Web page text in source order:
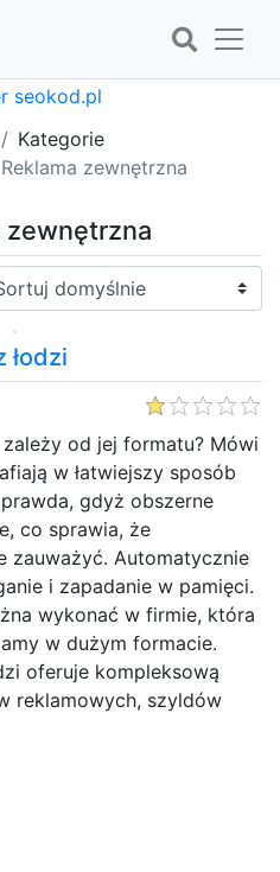
Kategorie
Reklama zewnętrzna
zewnętrzna
łodzi
od jej formatu? Mówi
w łatwiejszy sposób
gdyż obszerne
co sprawia, że
zauważyć. Automatycznie
i zapadanie w pamięci.
wykonać w firmie, która
w dużym formacie.
oferuje kompleksową
reklamowych, szyldów